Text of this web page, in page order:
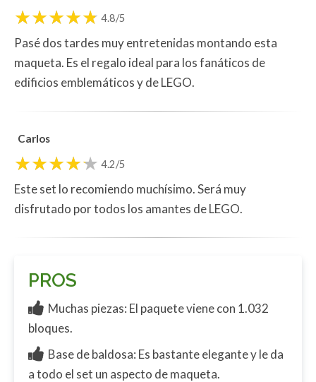
4.8/5
Pasé dos tardes muy entretenidas montando esta
maqueta. Es el regalo ideal para los fanáticos de
edificios emblemáticos y de LEGO.
Carlos
4.2/5
Este set lo recomiendo muchísimo. Será muy
disfrutado por todos los amantes de LEGO.
PROS
Muchas piezas: El paquete viene con 1.032
bloques.
Base de baldosa: Es bastante elegante y le da
a todo el set un aspecto de maqueta.